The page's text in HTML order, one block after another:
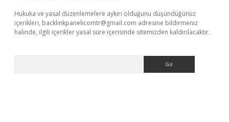
Hukuka ve yasal düzenlemelere aykırı olduğunu düşündüğünüz
içerikleri, backlinkpanelicomtr@gmail.com adresine bildirmeniz
halinde, ilgili içerikler yasal süre içerisinde sitemizden kaldırılacaktır.